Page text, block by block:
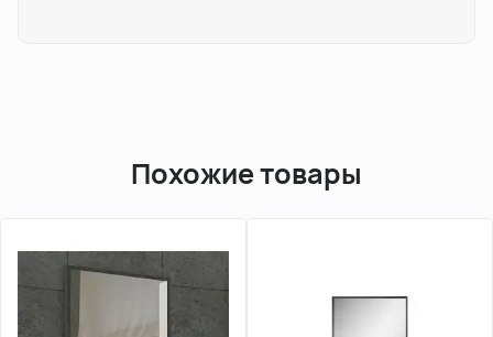
Похожие товары